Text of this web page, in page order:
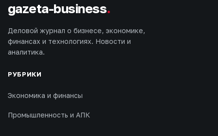
gazeta-business.
Деловой журнал о бизнесе, экономике,
финансах и технологиях. Новости и
аналитика.
РУБРИКИ
Экономика и финансы
Промышленность и АПК